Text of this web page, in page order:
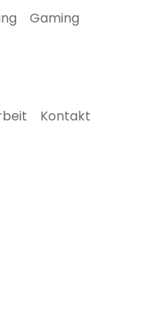
Gaming
Kontakt